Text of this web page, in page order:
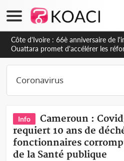
Côte d'Ivoire : À Abidjan, Amadou
ivoirien et veut s'en inspirer pour
de la Guinée
Info
Cameroun :
requiert 10 ans de
fonctionnaires
de la Santé publique